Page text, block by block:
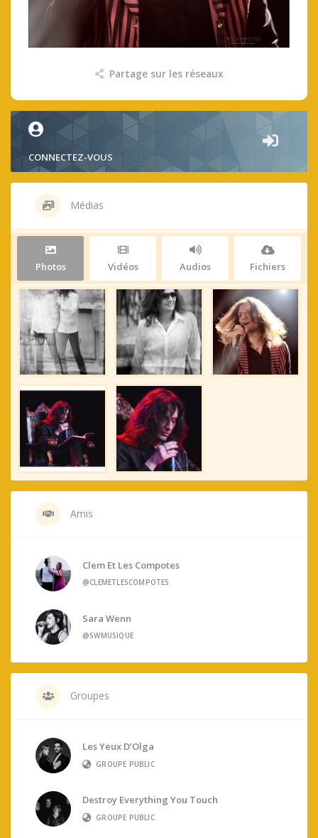
Partage sur les réseaux
CONNECTEZ-VOUS
Médias
Photos Vidéos Audios Fichiers
Amis
Clem Et Les Compotes
@CLEMETLESCOMPOTES
Sara Wenn
@SWMUSIQUE
Groupes
Les Yeux D’Olga
GROUPE PUBLIC
Destroy Everything You Touch
GROUPE PUBLIC